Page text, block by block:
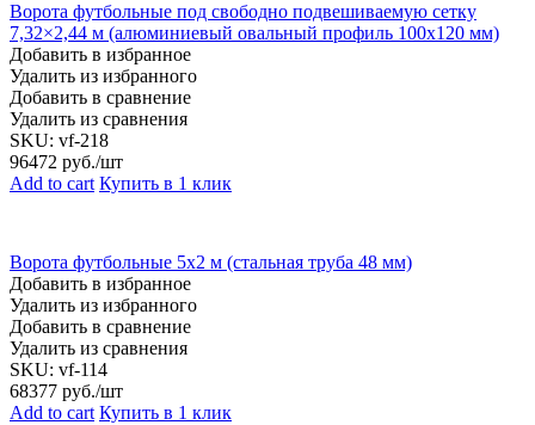
Ворота футбольные под свободно подвешиваемую сетку
7,32×2,44 м (алюминиевый овальный профиль 100х120 мм)
Добавить в избранное
Удалить из избранного
Добавить в сравнение
Удалить из сравнения
SKU: vf-218
96472 руб./шт
Add to cart Купить в 1 клик
Ворота футбольные 5х2 м (стальная труба 48 мм)
Добавить в избранное
Удалить из избранного
Добавить в сравнение
Удалить из сравнения
SKU: vf-114
68377 руб./шт
Add to cart Купить в 1 клик